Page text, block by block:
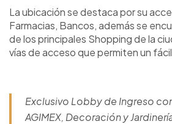
La ubicación se destaca por su
Farmacias, Bancos, además se
de los principales Shopping de la
vías de acceso que permiten un
Exclusivo Lobby de Ingreso
AGIMEX, Decoración y